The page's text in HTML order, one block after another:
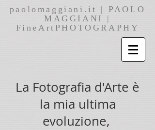
paolomaggiani.it | PAOLO
MAGGIANI |
FineArtPHOTOGRAPHY
La Fotografia d'Arte è
la mia ultima
evoluzione,